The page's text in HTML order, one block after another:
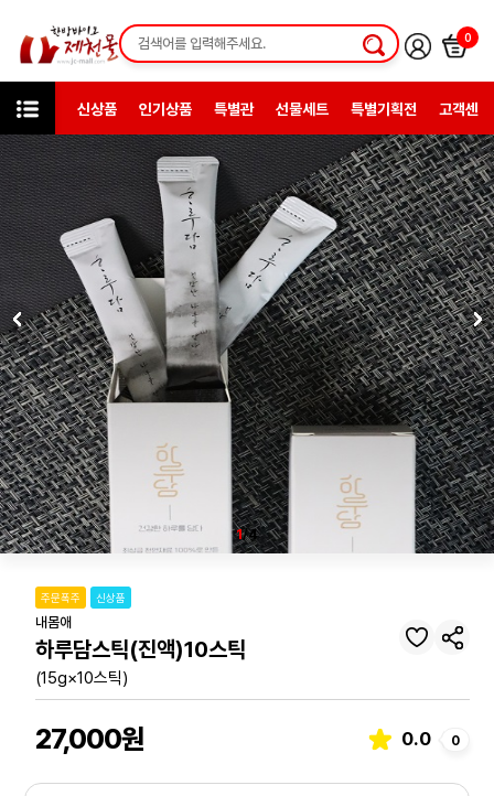
0
신상품 인기상품 특별관 선물세트 특별기획전 고객센터
카테고리 한방건강식품
1/4
주문폭주 신상품
내몸애
하루담스틱(진액)10스틱
(15g×10스틱)
27,000원 0.0 0